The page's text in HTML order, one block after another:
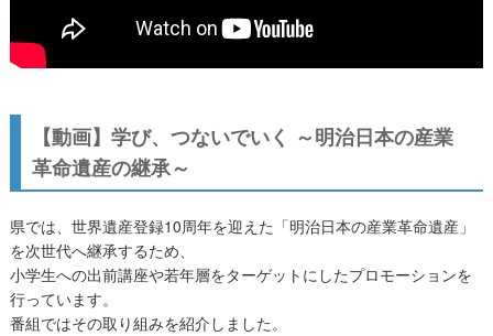
【動画】学び、つないでいく ～明治日本の産業
革命遺産の継承～
県では、世界遺産登録10周年を迎えた「明治日本の産業革命遺産」
を次世代へ継承するため、
小学生への出前講座や若年層をターゲットにしたプロモーションを
行っています。
番組ではその取り組みを紹介しました。